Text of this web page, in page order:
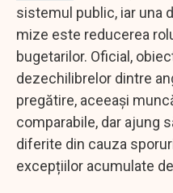
sistemul public, iar una
mize este reducerea
bugetarilor. Oficial,
dezechilibrelor dintre
pregătire, aceeași
comparabile, dar ajung
diferite din cauza
excepțiilor acumulate